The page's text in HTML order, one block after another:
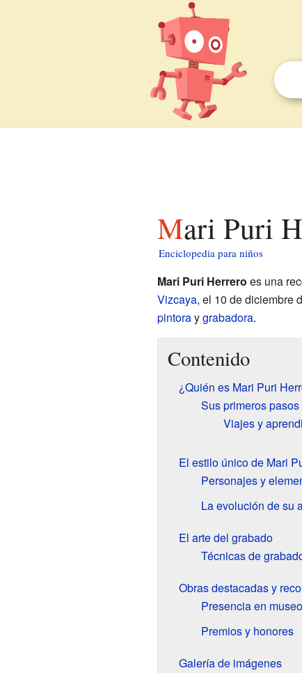
Mari Puri
Enciclopedia para niños
Mari Puri Herrero es una
Vizcaya, el 10 de diciembre
pintoraygrabadora.
Contenido
¿Quién es Mari Puri
Sus primeros
Viajes y
El estilo único de Mari
Personajes y
La evolución de su
El arte del grabado
Técnicas de
Obras destacadas y
Presencia en
Premios y honores
Galería de imágenes